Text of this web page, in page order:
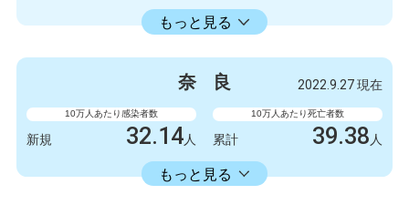
もっと見る
14336.11人
人 新規
132327 249
奈 良 2022.9.27 現在
10万人あたり感染者数
新規 32.14 人
10万人あたり死亡者数
累計 39.38 人
もっと見る
16582.30人